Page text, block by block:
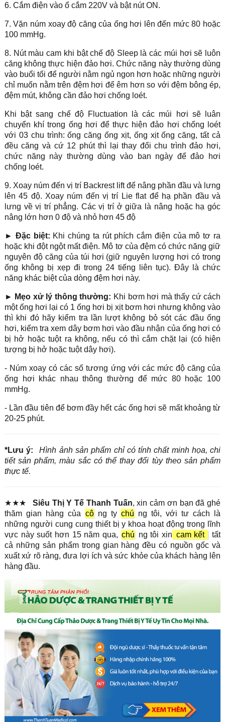
6. Cắm điện vào ổ cắm 220V và bật nút ON.
7. Vặn núm xoay độ căng của ống hơi lên đến mức 80 hoặc
100 mmHg.
8. Nút màu cam khi bật chế độ Sleep là các múi hơi sẽ luôn
căng không thực hiện đảo hơi. Chức năng này thường dùng
vào buổi tối để người nằm ngủ ngon hơn hoặc những người
chỉ muốn nằm trên đệm hơi để êm hơn so với đệm bông ép,
đệm mút, không cần đảo hơi chống loét.
Khi bật sang chế độ Fluctuation là các múi hơi sẽ luân
chuyển khí trong ống hơi để thực hiện đảo hơi chống loét
với 03 chu trình: ống căng ống xịt, ống xịt ống căng, tất cả
đều căng và cứ 12 phút thì lại thay đổi chu trình đảo hơi,
chức năng này thường dùng vào ban ngày để đảo hơi
chống loét.
9. Xoay núm đến vị trí Backrest lift để nâng phần đầu và lưng
lên 45 độ. Xoay núm đến vị trí Lie flat để hạ phần đầu và
lưng về vị trí phẳng. Các vị trí ở giữa là nâng hoặc hạ góc
nâng lớn hơn 0 độ và nhỏ hơn 45 độ
► Đặc biệt: Khi chúng ta rút phích cắm điện của mô tơ ra
hoặc khi đột ngột mất điện. Mô tơ của đệm có chức năng giữ
nguyên độ căng của túi hơi (giữ nguyên lượng hơi có trong
ống không bị xẹp đi trong 24 tiếng liên tục). Đây là chức
năng khác biệt của dòng đệm hơi này.
► Mẹo xử lý thông thường: Khi bơm hơi mà thấy cứ cách
một ống hơi lại có 1 ống hơi bị xịt bơm hơi nhưng không vào
thì khi đó hãy kiểm tra lần lượt không bỏ sót các đầu ống
hơi, kiểm tra xem dây bơm hơi vào đầu nhận của ống hơi có
bị hở hoặc tuột ra không, nếu có thì cắm chặt lại (có hiện
tượng bị hở hoặc tuột dây hơi).
- Núm xoay có các số tương ứng với các mức độ căng của
ống hơi khác nhau thông thường để mức 80 hoặc 100
mmHg.
- Lần đầu tiên để bơm đầy hết các ống hơi sẽ mất khoảng từ
20-25 phút.
*Lưu ý:
Hình ảnh sản phẩm chỉ có tính chất minh họa, chi
tiết sản phẩm, màu sắc có thể thay đổi tùy theo sản phẩm
thực tế.
★★★ Siêu Thị Y Tế Thanh Tuấn, xin cảm ơn bạn đã ghé
thăm gian hàng của cô ng ty chú ng tôi, với tư cách là
những người cung cung thiết bị y khoa hoạt động trong lĩnh
vực này suốt hơn 15 năm qua, chú ng tôi xin cam kết
tất
cả những sản phẩm trong gian hàng đều có nguồn gốc và
xuất xứ rõ ràng, đưa lợi ích và sức khỏe của khách hàng lên
hàng đầu.